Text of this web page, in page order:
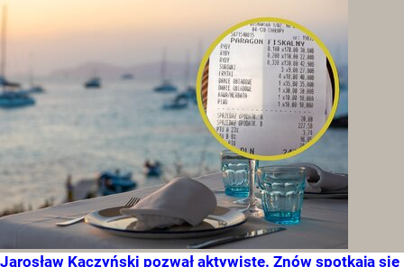
Jarosław Kaczyński pozwał aktywistę. Znów spotkają się